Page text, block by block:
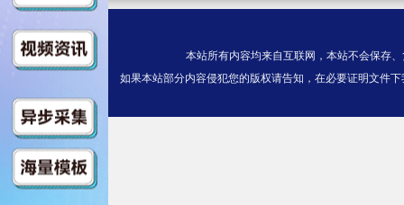
本站所有内容均来自互联网，本站不会保存
如果本站部分内容侵犯您的版权请告知，在必要证明文件